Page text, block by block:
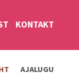
KONTAKT
AJALUGU